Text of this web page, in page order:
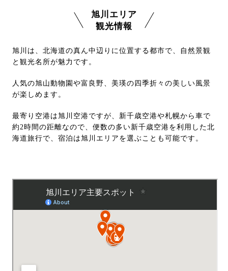
旭川エリア
観光情報
旭川は、北海道の真ん中辺りに位置する都市で、自然景観
と観光名所が魅力です。
人気の旭山動物園や富良野、美瑛の四季折々の美しい風景
が楽しめます。
最寄り空港は旭川空港ですが、新千歳空港や札幌から車で
約2時間の距離なので、便数の多い新千歳空港を利用した北
海道旅行で、宿泊は旭川エリアを選ぶことも可能です。